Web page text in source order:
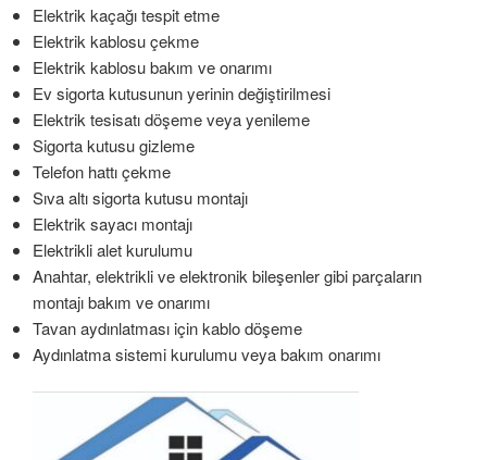
Elektrik kaçağı tespit etme
Elektrik kablosu çekme
Elektrik kablosu bakım ve onarımı
Ev sigorta kutusunun yerinin değiştirilmesi
Elektrik tesisatı döşeme veya yenileme
Sigorta kutusu gizleme
Telefon hattı çekme
Sıva altı sigorta kutusu montajı
Elektrik sayacı montajı
Elektrikli alet kurulumu
Anahtar, elektrikli ve elektronik bileşenler gibi parçaların
montajı bakım ve onarımı
Tavan aydınlatması için kablo döşeme
Aydınlatma sistemi kurulumu veya bakım onarımı